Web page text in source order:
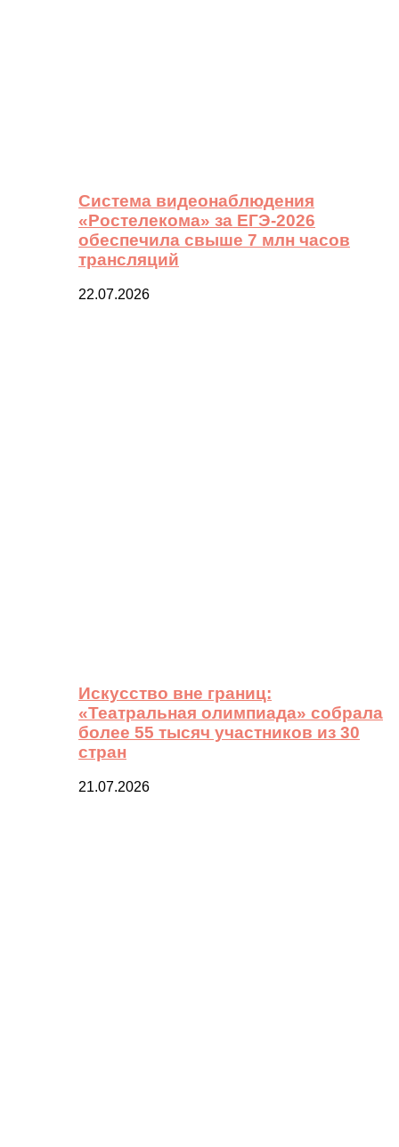
Система видеонаблюдения
«Ростелекома» за ЕГЭ-2026
обеспечила свыше 7 млн часов
трансляций
22.07.2026
Искусство вне границ:
«Театральная олимпиада» собрала
более 55 тысяч участников из 30
стран
21.07.2026